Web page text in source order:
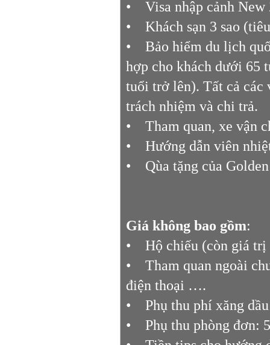
• Visa nhập cảnh New
• Khách sạn 3 sao
• Bảo hiểm du lịch
hợp cho khách dưới 65
tuổi trở lên). Tất cả các
trách nhiệm và chi trả.
• Tham quan, xe vận
• Hướng dẫn viên
• Qùa tặng của
Giá không bao gồm:
• Hộ chiếu (còn giá trị
• Tham quan ngoài
điện thoại ….
• Phụ thu phí xăng
• Phụ thu phòng đơn: